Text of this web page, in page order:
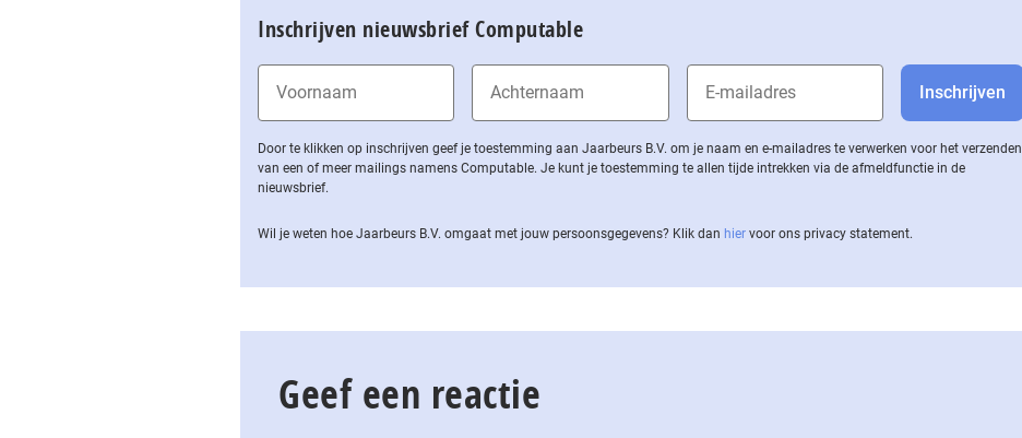
Inschrijven nieuwsbrief Computable
Door te klikken op inschrijven geef je toestemming aan Jaarbeurs B.V. om je naam en e-mailadres te verwerken voor het verzenden
van een of meer mailings namens Computable. Je kunt je toestemming te allen tijde intrekken via de af­meld­func­tie in de
nieuwsbrief.
Wil je weten hoe Jaarbeurs B.V. omgaat met jouw per­soons­ge­ge­vens? Klik dan hier voor ons privacy statement.
Geef een reactie